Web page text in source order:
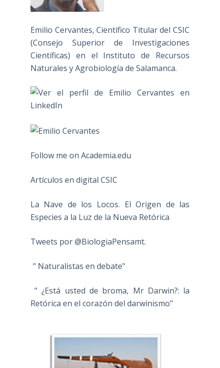
Emilio Cervantes, Científico Titular del CSIC
(Consejo Superior de Investigaciones
Científicas) en el Instituto de Recursos
Naturales y Agrobiología de Salamanca.
Follow me on Academia.edu
Artículos en digital CSIC
La Nave de los Locos. El Origen de las
Especies a la Luz de la Nueva Retórica
Tweets por @BiologiaPensamt.
" Naturalistas en debate"
" ¿Está usted de broma, Mr Darwin?: la
Retórica en el corazón del darwinismo"